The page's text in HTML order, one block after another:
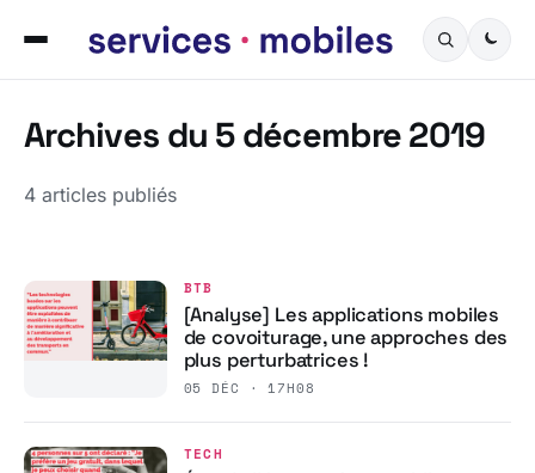
Archives du 5 décembre 2019
4 articles publiés
BTB
[Analyse] Les applications mobiles
de covoiturage, une approches des
plus perturbatrices !
05 DÉC · 17H08
TECH